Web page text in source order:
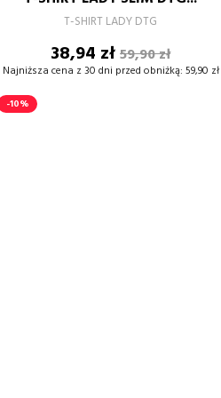
T-SHIRT LADY DTG
Cena
38,94 złCena
podstawowa
59,90 zł
Najniższa cena z 30 dni przed obniżką: 59,90 zł
DODAJ DO KOSZYKA
-10%